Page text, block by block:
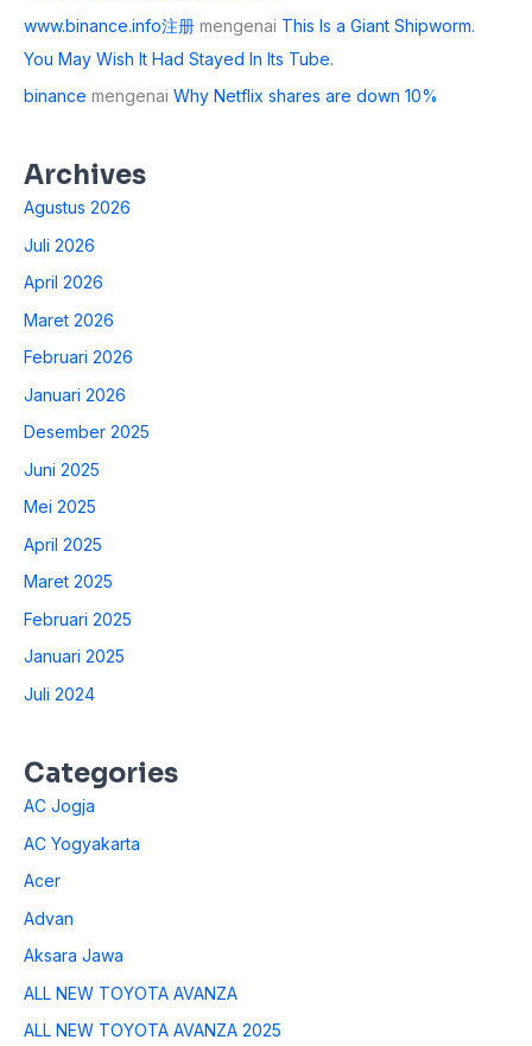
www.binance.info注册 mengenai This Is a Giant Shipworm.
You May Wish It Had Stayed In Its Tube.
binance mengenai Why Netflix shares are down 10%
Archives
Agustus 2026
Juli 2026
April 2026
Maret 2026
Februari 2026
Januari 2026
Desember 2025
Juni 2025
Mei 2025
April 2025
Maret 2025
Februari 2025
Januari 2025
Juli 2024
Categories
AC Jogja
AC Yogyakarta
Acer
Advan
Aksara Jawa
ALL NEW TOYOTA AVANZA
ALL NEW TOYOTA AVANZA 2025